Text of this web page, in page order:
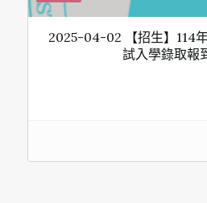
2025-04-02 【招生】114
試入學錄取報